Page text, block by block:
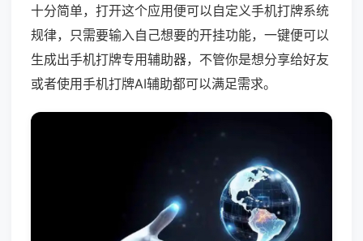
十分简单，打开这个应用便可以自定义手机打牌系统
规律，只需要输入自己想要的开挂功能，一键便可以
生成出手机打牌专用辅助器，不管你是想分享给好友
或者使用手机打牌AI辅助都可以满足需求。